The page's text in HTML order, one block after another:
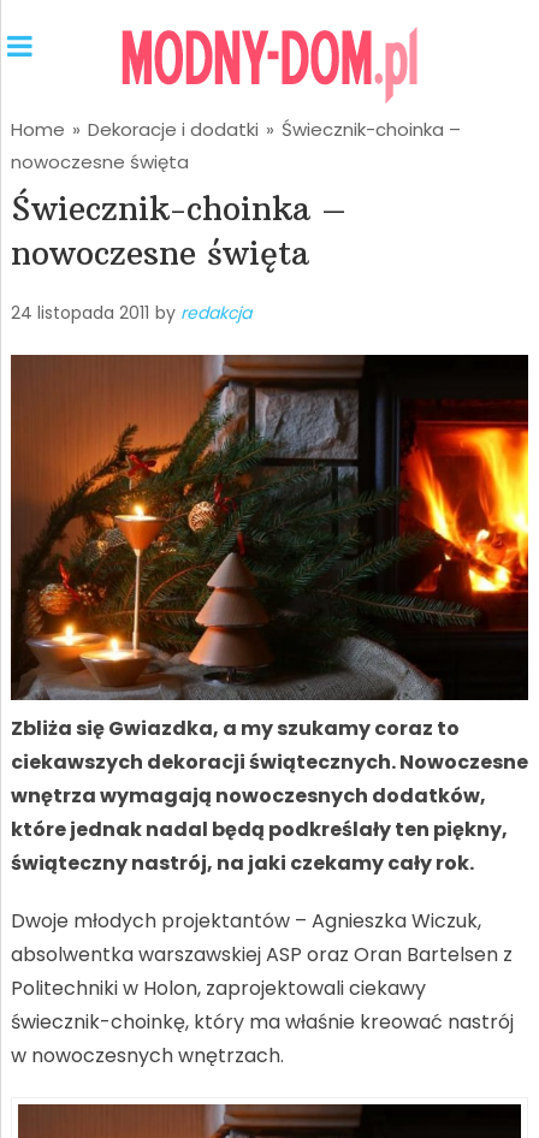
Home » Dekoracje i dodatki » Świecznik-choinka –
nowoczesne święta
Świecznik-choinka –
nowoczesne święta
24 listopada 2011 by redakcja
Zbliża się Gwiazdka, a my szukamy coraz to
ciekawszych dekoracji świątecznych. Nowoczesne
wnętrza wymagają nowoczesnych dodatków,
które jednak nadal będą podkreślały ten piękny,
świąteczny nastrój, na jaki czekamy cały rok.
Dwoje młodych projektantów – Agnieszka Wiczuk,
absolwentka warszawskiej ASP oraz Oran Bartelsen z
Politechniki w Holon, zaprojektowali ciekawy
świecznik-choinkę, który ma właśnie kreować nastrój
w nowoczesnych wnętrzach.